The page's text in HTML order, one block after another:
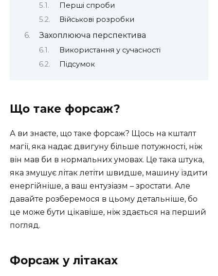
Перші спроби
Військові розробки
Захоплююча перспектива
Використання у сучасності
Підсумок
Що таке форсаж?
А ви знаєте, що таке форсаж? Щось на кшталт
магії, яка надає двигуну більше потужності, ніж
він мав би в нормальних умовах. Це така штука,
яка змушує літак летіти швидше, машину їздити
енергійніше, а ваш ентузіазм – зростати. Але
давайте розберемося в цьому детальніше, бо
це може бути цікавіше, ніж здається на перший
погляд.
Форсаж у літаках